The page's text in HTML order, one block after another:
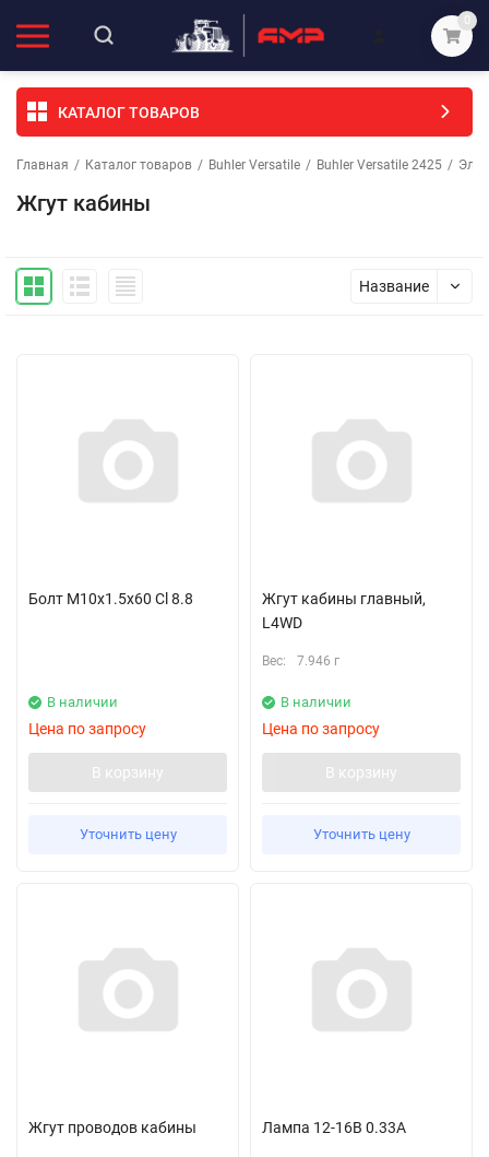
0
КАТАЛОГ ТОВАРОВ
Главная / Каталог товаров / Buhler Versatile / Buhler Versatile 2425 /
Жгут кабины
Название
Болт M10x1.5x60 Cl 8.8
В наличии
Цена по запросу
В корзину
Уточнить цену
Жгут кабины главный,
L4WD
Вес: 7.946 г
В наличии
Цена по запросу
В корзину
Уточнить цену
Жгут проводов кабины Лампа 12-16В 0.33А